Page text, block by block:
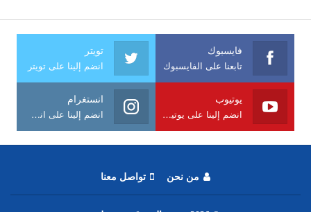
فايسبوك
تابعنا على الفايسبوك
تويتر
انضم إلينا على تويتر
يوتيوب
انضم إلينا على يوتيوب
انستغرام
انضم إلينا على انستغرام
من نحن تواصل معنا